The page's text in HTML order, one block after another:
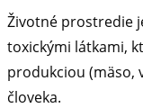
Životné prostredie
toxickými látkami,
produkciou (mäso,
človeka.